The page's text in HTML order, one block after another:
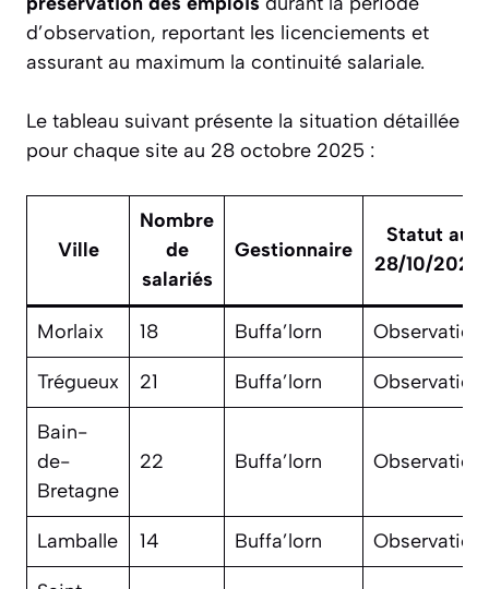
d’observation, reportant les licenciements et
assurant au maximum la continuité salariale.
Le tableau suivant présente la situation détaillée
pour chaque site au 28 octobre 2025 :
Ville
Nombre
de
salariés
Gestionnaire
Statut au
28/10/2025
Morlaix 18 Buffa’lorn Observation
Trégueux 21 Buffa’lorn Observation
Bain-
de-
Bretagne
22 Buffa’lorn Observation
Lamballe 14 Buffa’lorn Observation